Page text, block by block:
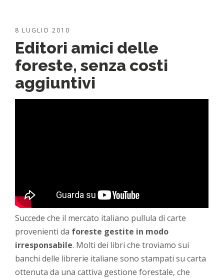
8 LUGLIO 2010
Editori amici delle
foreste, senza costi
aggiuntivi
Succede che il mercato italiano pullula di carte
provenienti da foreste gestite in modo
irresponsabile. Molti dei libri che troviamo sui
banchi delle librerie italiane sono stampati su carta
ottenuta da una cattiva gestione forestale, che